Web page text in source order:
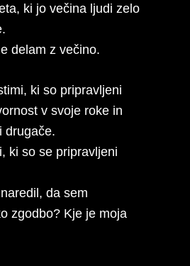
ki jo večina ljudi zelo
delam z večino.
ki so pripravljeni
v svoje roke in
drugače.
ki so se pripravljeni
da sem
zgodbo? Kje je moja